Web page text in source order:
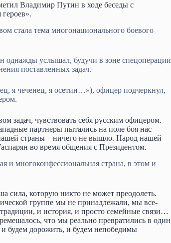
Владимир Путин в ходе беседы с
стала тема многонационального боевого
однажды услышал, будучи в зоне спецоперации
поставленных задач.
я чеченец, я осетин…»), офицер подчеркнул,
задач, чувствовать себя русским офицером.
партнеры пытались на поле боя нас
страны – ничего не вышло. Народ нашей
во время общения с Президентом.
и многоконфессиональная страна, в этом и
сила, которую никто не может преодолеть.
группе мы не принадлежали, мы все-
и история, и просто семейные связи…
что мы реально превратились в один
дорожить, и будем непобедимы